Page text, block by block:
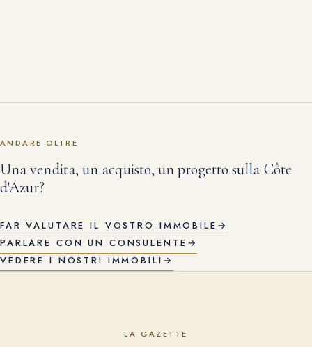
ANDARE OLTRE
Una vendita, un acquisto, un progetto sulla Côte
d'Azur?
FAR VALUTARE IL VOSTRO IMMOBILE →
PARLARE CON UN CONSULENTE →
VEDERE I NOSTRI IMMOBILI →
LA GAZETTE